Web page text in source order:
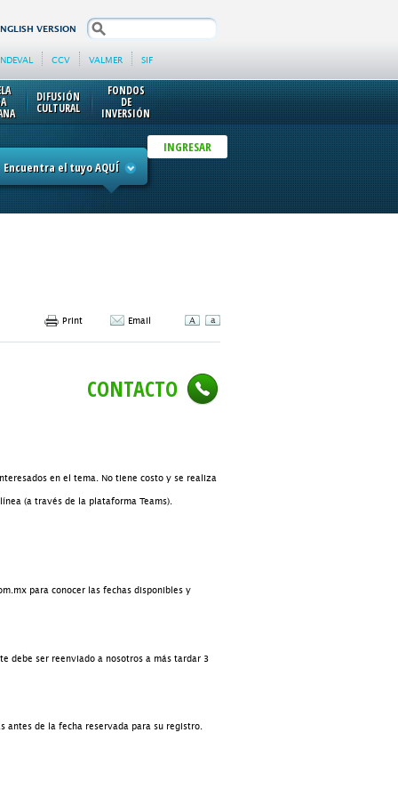
VERSION search
CCV VALMER SIF
DIFUSIÓN
CULTURAL
FONDOS
DE
INVERSIÓN
INGRESAR
Encuentra el tuyo AQUÍ
Print Email
CONTACTO
en el tema. No tiene costo y se realiza
(a través de la plataforma Teams).
para conocer las fechas disponibles y
debe ser reenviado a nosotros a más tardar 3
antes de la fecha reservada para su registro.